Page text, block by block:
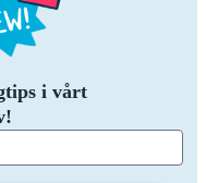
i vårt